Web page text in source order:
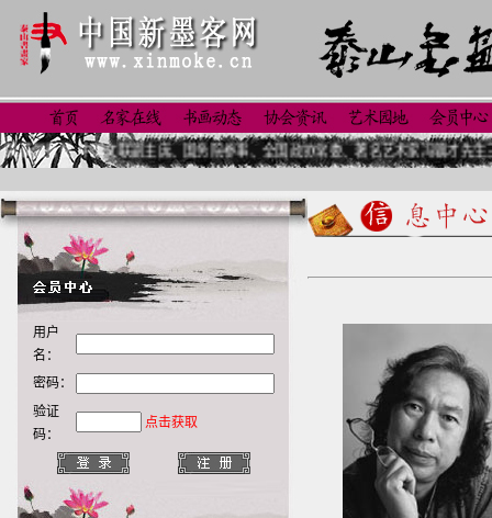
中国文联副主席、国务院参事、全国政协常委、著名艺术家冯骥才先生三十年
用户
名：
密码：
验证
码：
点击获取